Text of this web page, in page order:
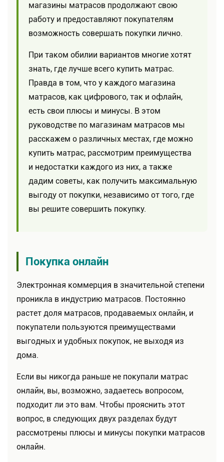
магазины матрасов продолжают свою
работу и предоставляют покупателям
возможность совершать покупки лично.
При таком обилии вариантов многие хотят
знать, где лучше всего купить матрас.
Правда в том, что у каждого магазина
матрасов, как цифрового, так и офлайн,
есть свои плюсы и минусы. В этом
руководстве по магазинам матрасов мы
расскажем о различных местах, где можно
купить матрас, рассмотрим преимущества
и недостатки каждого из них, а также
дадим советы, как получить максимальную
выгоду от покупки, независимо от того, где
вы решите совершить покупку.
Покупка онлайн
Электронная коммерция в значительной степени
проникла в индустрию матрасов. Постоянно
растет доля матрасов, продаваемых онлайн, и
покупатели пользуются преимуществами
выгодных и удобных покупок, не выходя из
дома.
Если вы никогда раньше не покупали матрас
онлайн, вы, возможно, задаетесь вопросом,
подходит ли это вам. Чтобы прояснить этот
вопрос, в следующих двух разделах будут
рассмотрены плюсы и минусы покупки матрасов
онлайн.